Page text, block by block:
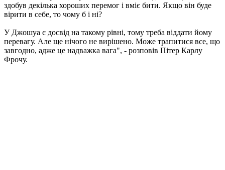
здобув декілька хороших перемог і вміє бити. Якщо він буде
вірити в себе, то чому б і ні?
У Джошуа є досвід на такому рівні, тому треба віддати йому
перевагу. Але ще нічого не вирішено. Може трапитися все, що
завгодно, адже це надважка вага", - розповів Пітер Карлу
Фрочу.